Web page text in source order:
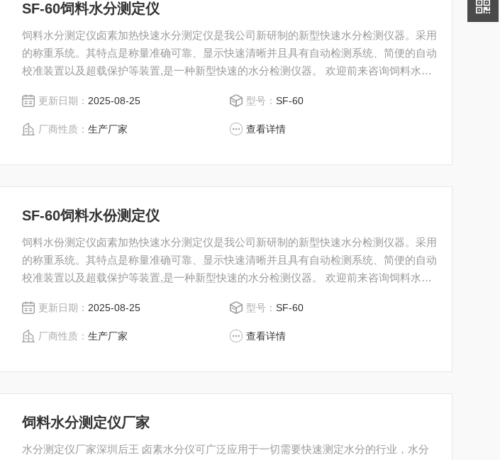
SF-60饲料水分测定仪
饲料水分测定仪卤素加热快速水分测定仪是我公司新研制的新型快速水分检测仪器。采用
的称重系统。其特点是称量准确可靠、显示快速清晰并且具有自动检测系统、简便的自动
校准装置以及超载保护等装置,是一种新型快速的水分检测仪器。 欢迎前来咨询饲料水分
更新日期： 2025-08-25 型号： SF-60
厂商性质：生产厂家 查看详情
SF-60饲料水份测定仪
饲料水份测定仪卤素加热快速水分测定仪是我公司新研制的新型快速水分检测仪器。采用
的称重系统。其特点是称量准确可靠、显示快速清晰并且具有自动检测系统、简便的自动
校准装置以及超载保护等装置,是一种新型快速的水分检测仪器。 欢迎前来咨询饲料水分
更新日期： 2025-08-25 型号： SF-60
厂商性质：生产厂家 查看详情
饲料水分测定仪厂家
水分测定仪厂家深圳后王 卤素水分仪可广泛应用于一切需要快速测定水分的行业，水分